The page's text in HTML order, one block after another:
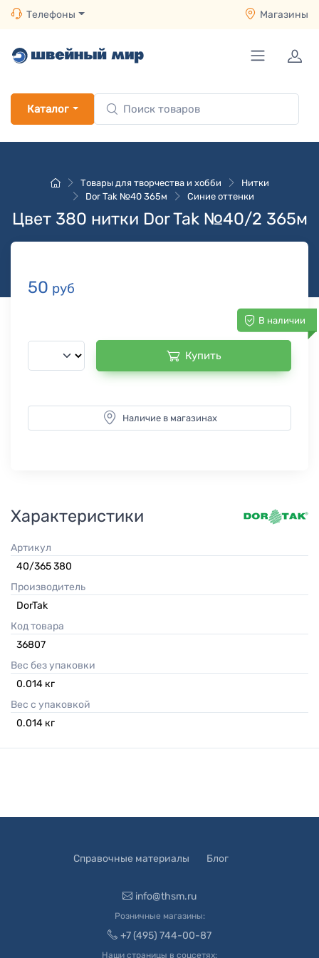
Телефоны Магазины
Каталог
Товары для творчества и хобби
Нитки
Dor Tak №40 365м
Синие оттенки
Цвет 380 нитки Dor Tak №40/2 365м
50 руб
В наличии
Купить
Наличие в магазинах
Характеристики
Артикул
40/365 380
Производитель
DorTak
Код товара
36807
Вес без упаковки
0.014 кг
Вес с упаковкой
0.014 кг
Справочные материалы Блог
info@thsm.ru
Розничные магазины:
+7 (495) 744-00-87
Наши страницы в соцсетях: